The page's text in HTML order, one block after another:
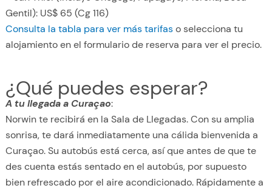
Gentil): US$ 65 (Cg 116)
Consulta la tabla para ver más tarifaso selecciona tu
alojamiento en el formulario de reserva para ver el precio.
¿Qué puedes esperar?
A tu llegada a Curaçao:
Norwin te recibirá en la Sala de Llegadas. Con su amplia
sonrisa, te dará inmediatamente una cálida bienvenida a
Curaçao. Su autobús está cerca, así que antes de que te
des cuenta estás sentado en el autobús, por supuesto
bien refrescado por el aire acondicionado. Rápidamente a